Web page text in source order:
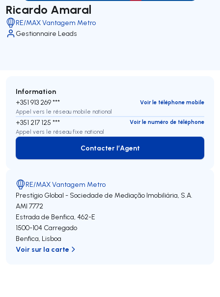
Ricardo Amaral
RE/MAX Vantagem Metro
Gestionnaire Leads
Information
+351 913 269 ***
Voir le téléphone mobile
Appel vers le réseau mobile national
+351 217 125 ***
Voir le numéro de téléphone
Appel vers le réseau fixe national
Contacter l’Agent
Contacter l’Agent
RE/MAX Vantagem Metro
Prestígio Global - Sociedade de Mediação Imobiliária, S.A.
AMI 7772
Estrada de Benfica, 462-E
1500-104 Carregado
Benfica, Lisboa
Voir sur la carte